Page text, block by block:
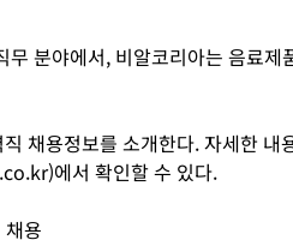
분야에서, 비알코리아는 음료제
채용정보를 소개한다. 자세한 내
에서 확인할 수 있다.
용